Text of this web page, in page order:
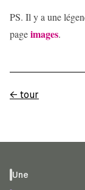
PS. Il y a une
pageimages.
← tour
Une